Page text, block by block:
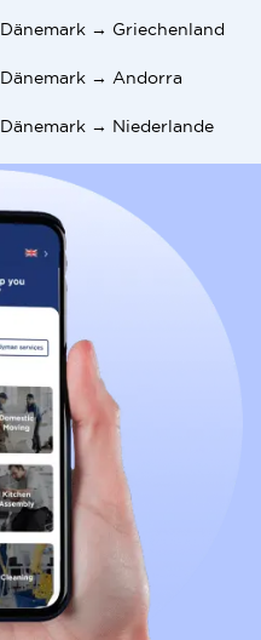
Dänemark → Griechenland
Dänemark → Andorra
Dänemark → Niederlande